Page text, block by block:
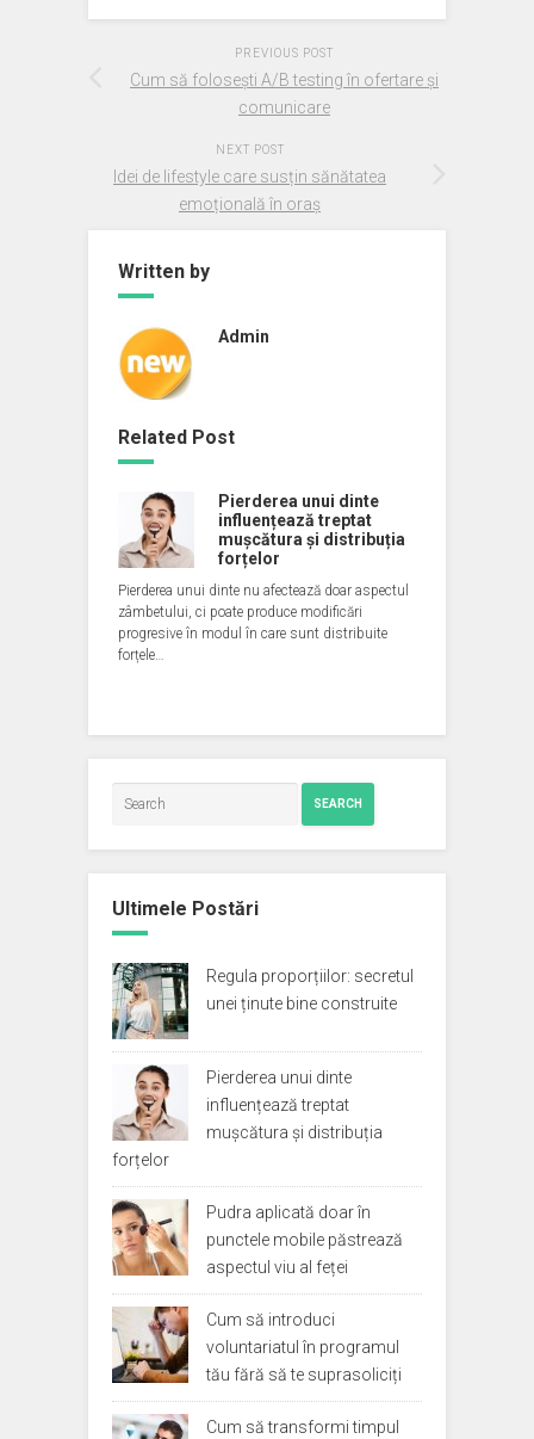
PREVIOUS POST
Cum să folosești A/B testing în ofertare și
comunicare
NEXT POST
Idei de lifestyle care susțin sănătatea
emoțională în oraș
Written by
Admin
Related Post
Pierderea unui dinte
influențează treptat
mușcătura și distribuția
forțelor
Pierderea unui dinte nu afectează doar aspectul
zâmbetului, ci poate produce modificări
progresive în modul în care sunt distribuite
forțele…
SEARCH
Ultimele Postări
Regula proporțiilor: secretul
unei ținute bine construite
Pierderea unui dinte
influențează treptat
mușcătura și distribuția
forțelor
Pudra aplicată doar în
punctele mobile păstrează
aspectul viu al feței
Cum să introduci
voluntariatul în programul
tău fără să te suprasoliciți
Cum să transformi timpul